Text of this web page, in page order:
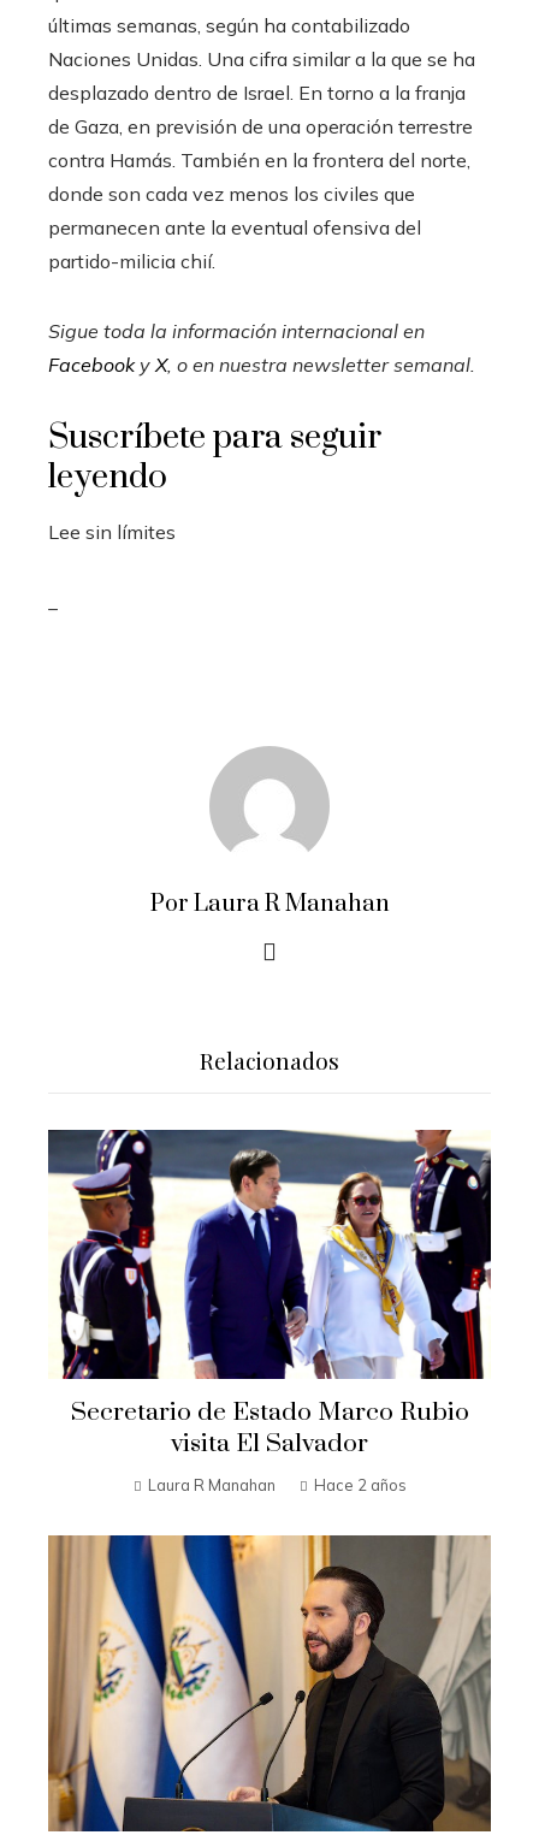
últimas semanas, según ha contabilizado
Naciones Unidas. Una cifra similar a la que se ha
desplazado dentro de Israel. En torno a la franja
de Gaza, en previsión de una operación terrestre
contra Hamás. También en la frontera del norte,
donde son cada vez menos los civiles que
permanecen ante la eventual ofensiva del
partido-milicia chií.
Sigue toda la información internacional en
FacebookyX, o en nuestra newsletter semanal.
Suscríbete para seguir
leyendo
Lee sin límites
Por Laura R Manahan
Relacionados
Secretario de Estado Marco Rubio
visita El Salvador
Laura R Manahan Hace 2 años